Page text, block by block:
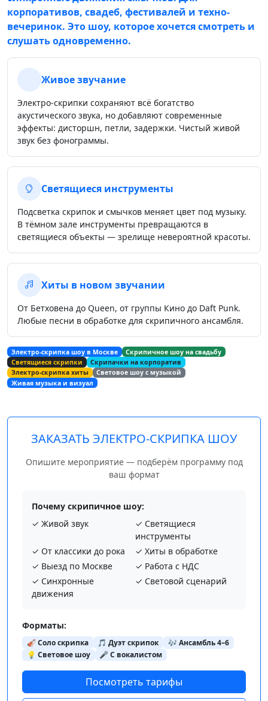
корпоративов, свадеб, фестивалей и техно-
вечеринок. Это шоу, которое хочется смотреть и
слушать одновременно.
Живое звучание
Электро-скрипки сохраняют всё богатство
акустического звука, но добавляют современные
эффекты: дисторшн, петли, задержки. Чистый живой
звук без фонограммы.
Светящиеся инструменты
Подсветка скрипок и смычков меняет цвет под музыку.
В тёмном зале инструменты превращаются в
светящиеся объекты — зрелище невероятной красоты.
Хиты в новом звучании
От Бетховена до Queen, от группы Кино до Daft Punk.
Любые песни в обработке для скрипичного ансамбля.
Электро-скрипка шоу в Москве
Скрипичное шоу на свадьбу
Светящиеся скрипки
Скрипачки на корпоратив
Электро-скрипка хиты
Световое шоу с музыкой
Живая музыка и визуал
ЗАКАЗАТЬ ЭЛЕКТРО-СКРИПКА ШОУ
Опишите мероприятие — подберём программу под
ваш формат
Почему скрипичное шоу:
✓ Живой звук
✓ Светящиеся
инструменты
✓ От классики до рока
✓ Хиты в обработке
✓ Выезд по Москве
✓ Работа с НДС
✓ Синхронные
движения
✓ Световой сценарий
Форматы:
🎻 Соло скрипка 🎵 Дуэт скрипок
🎶 Ансамбль 4–6
💡 Световое шоу
🎤 С вокалистом
Посмотреть тарифы